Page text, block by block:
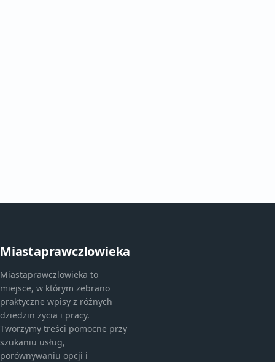
Miastaprawczlowieka
Miastaprawczlowieka to
miejsce, w którym zebrano
praktyczne wpisy z różnych
dziedzin życia i pracy.
Tworzymy treści pomocne przy
szukaniu usług,
porównywaniu opcji i